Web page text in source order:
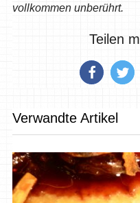
vollkommen unberührt.
Teilen
Verwandte Artikel